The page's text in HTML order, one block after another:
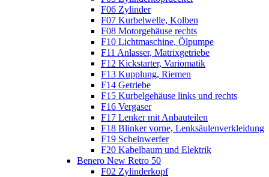
F06 Zylinder
F07 Kurbelwelle, Kolben
F08 Motorgehäuse rechts
F10 Lichtmaschine, Ölpumpe
F11 Anlasser, Matrixgetriebe
F12 Kickstarter, Variomatik
F13 Kupplung, Riemen
F14 Getriebe
F15 Kurbelgehäuse links und rechts
F16 Vergaser
F17 Lenker mit Anbauteilen
F18 Blinker vorne, Lenksäulenverkleidung
F19 Scheinwerfer
F20 Kabelbaum und Elektrik
Benero New Retro 50
F02 Zylinderkopf